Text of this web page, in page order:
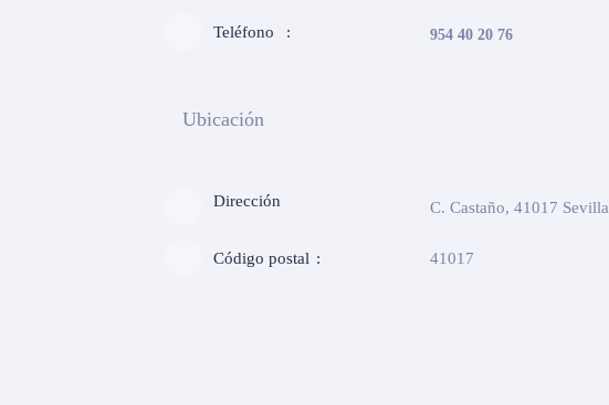
Teléfono 954 40 20 76
Ubicación
Dirección C. Castaño, 41017 Sevilla
Código postal 41017